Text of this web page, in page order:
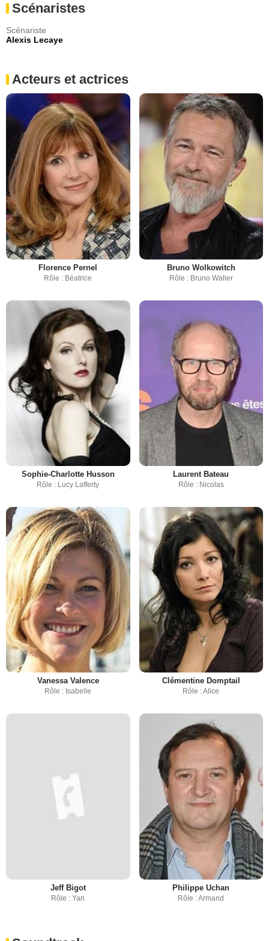
Scénaristes
Scénariste
Alexis Lecaye
Acteurs et actrices
Florence Pernel
Rôle : Béatrice
Bruno Wolkowitch
Rôle : Bruno Waller
Sophie-Charlotte Husson
Rôle : Lucy Lafferty
Laurent Bateau
Rôle : Nicolas
Vanessa Valence
Rôle : Isabelle
Clémentine Domptail
Rôle : Alice
Jeff Bigot
Rôle : Yan
Philippe Uchan
Rôle : Armand